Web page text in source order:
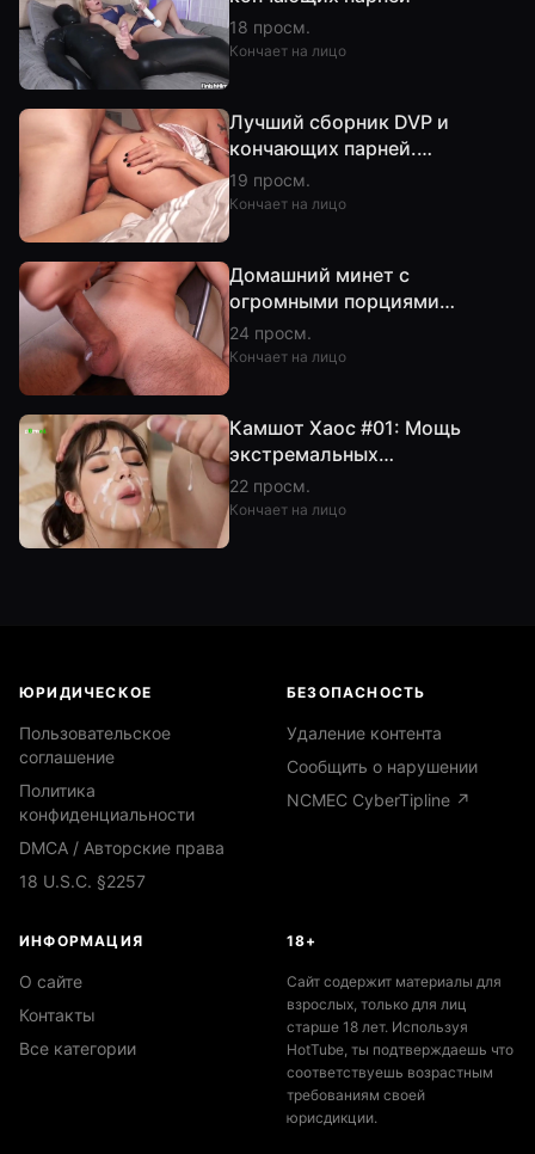
18 просм.
Кончает на лицо
Лучший сборник DVP и
кончающих парней.
Челлендж: не кончи
19 просм.
Кончает на лицо
Домашний минет с
огромными порциями
спермы - 4 камшота подряд!
4K 60FPS
24 просм.
Кончает на лицо
Камшот Хаос #01: Мощь
экстремальных
спермовыбросов.
Компиляция камшотов p0rnai
22 просм.
Кончает на лицо
ЮРИДИЧЕСКОЕ
Пользовательское
соглашение
Политика
конфиденциальности
DMCA / Авторские права
18 U.S.C. §2257
БЕЗОПАСНОСТЬ
Удаление контента
Сообщить о нарушении
NCMEC CyberTipline ↗
ИНФОРМАЦИЯ
О сайте
Контакты
Все категории
18+
Сайт содержит материалы для
взрослых, только для лиц
старше 18 лет. Используя
HotTube, ты подтверждаешь что
соответствуешь возрастным
требованиям своей
юрисдикции.